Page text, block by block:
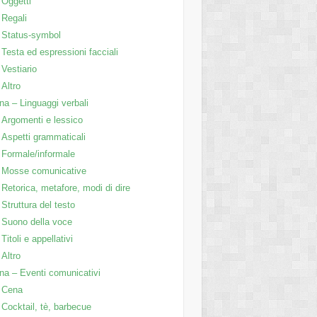
Regali
Status-symbol
Testa ed espressioni facciali
Vestiario
Altro
– Linguaggi verbali
Argomenti e lessico
Aspetti grammaticali
Formale/informale
Mosse comunicative
Retorica, metafore, modi di dire
Struttura del testo
Suono della voce
Titoli e appellativi
Altro
– Eventi comunicativi
Cena
Cocktail, tè, barbecue